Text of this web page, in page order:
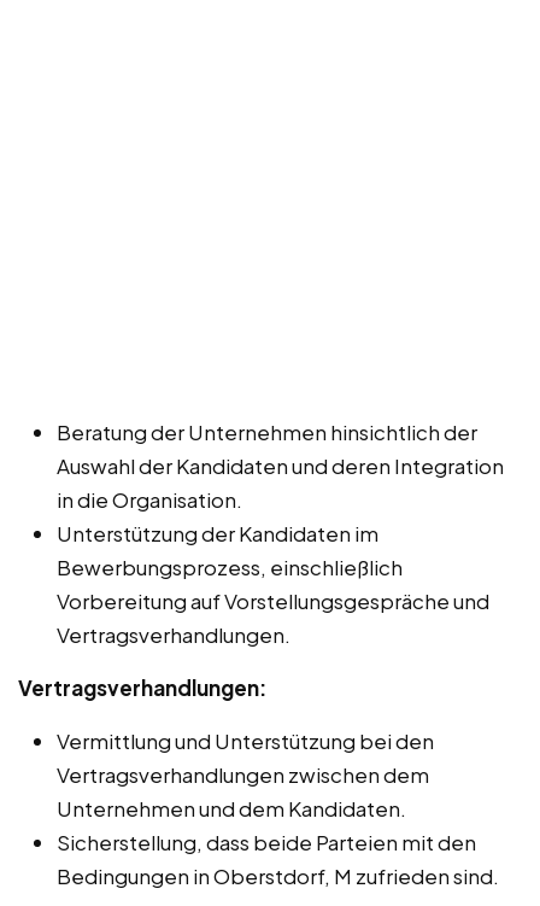
Beratung der Unternehmen hinsichtlich der
Auswahl der Kandidaten und deren Integration
in die Organisation.
Unterstützung der Kandidaten im
Bewerbungsprozess, einschließlich
Vorbereitung auf Vorstellungsgespräche und
Vertragsverhandlungen.
Vertragsverhandlungen:
Vermittlung und Unterstützung bei den
Vertragsverhandlungen zwischen dem
Unternehmen und dem Kandidaten.
Sicherstellung, dass beide Parteien mit den
Bedingungen in Oberstdorf, M zufrieden sind.